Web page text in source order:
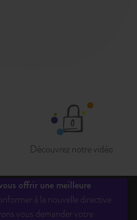
offrir une meilleure
à la nouvelle directive
vous demander votre
Découvrez notre vidéo